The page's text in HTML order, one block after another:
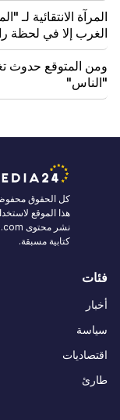
المرآة الانتقائية لـ
الغرب إلا في لحظة
ومن المتوقع حدوث
"الناس"
كل الحقوق
هذا الموقع
كتابية مسبقة.
فئات
أخبار
سياسة
اقتصاديات
طارئ